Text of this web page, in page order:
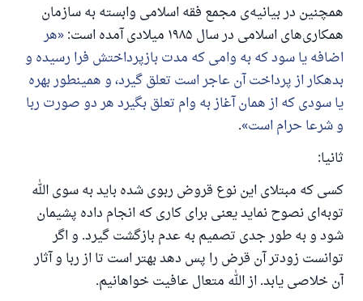
همچنین در بیانیه‌ی مجمع فقه اسلامی وابسته به سازمان
همکاری‌های اسلامی در سال ۱۹۸۵ میلادی آمده است:
هر
اضافه یا سود که به وامی که مدت بازپرداختش فرا رسیده و
بدهکار از پرداخت آن عاجر است تعلق گیرد، و همینطور بهره
یا سودی که از همان آغاز به وام تعلق بگیرد هر دو صورت ربا
و شرعا حرام است .
ثانیا:
کسی که مبتلای این نوع قروض ربوی شده باید به سوی الله
توبه‌ای نصوح نماید یعنی برای کاری که انجام داده پشیمان
شود و به طور جدی تصمیم به عدم بازگشت گیرد. و اگر
توانست زودتر آن قرض را پس دهد بهتر است تا از ربا و آثار
آن خلاصی یابد. از الله متعال عافیت خواهانیم.